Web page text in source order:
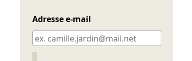
Adresse e-mail